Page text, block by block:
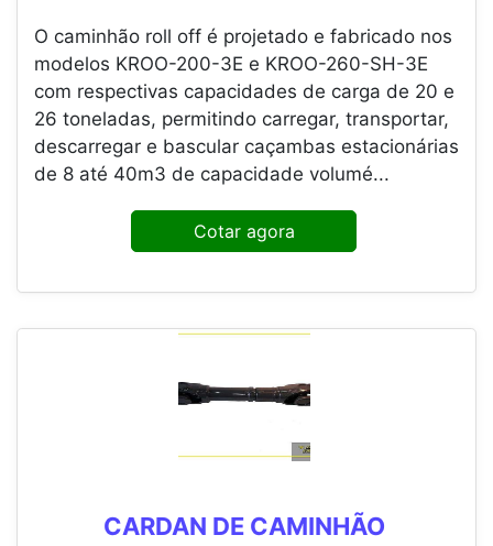
O caminhão roll off é projetado e fabricado nos
modelos KROO-200-3E e KROO-260-SH-3E
com respectivas capacidades de carga de 20 e
26 toneladas, permitindo carregar, transportar,
descarregar e bascular caçambas estacionárias
de 8 até 40m3 de capacidade volumé...
Cotar agora
CARDAN DE CAMINHÃO